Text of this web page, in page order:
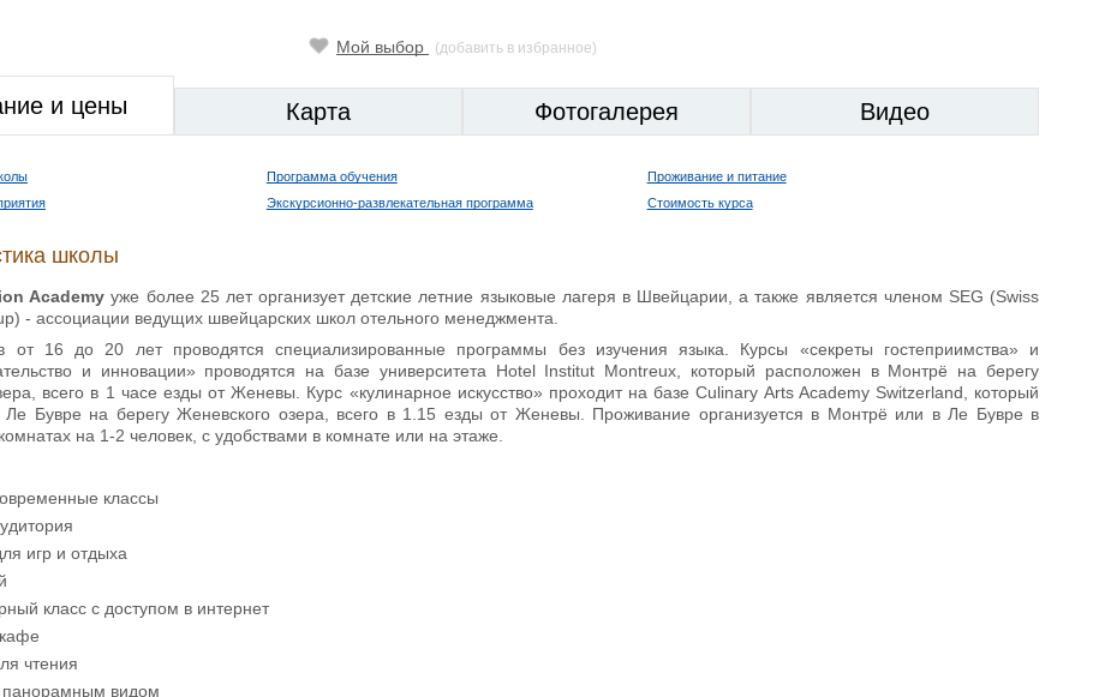
Мой выбор (добавить в избранное)
и цены Карта Фотогалерея Видео
Программа обучения
Проживание и питание
Экскурсионно-развлекательная программа Стоимость курса
школы
Academyуже более 25 лет организует детские летние языковые лагеря в Швейцарии, а также является членом SEG (Swiss
- ассоциации ведущих швейцарских школ отельного менеджмента.
от 16 до 20 лет проводятся специализированные программы без изучения языка. Курсы «секреты гостеприимства» и
и инновации» проводятся на базе университета Hotel Institut Montreux, который расположен в Монтрё на берегу
всего в 1 часе езды от Женевы. Курс «кулинарное искусство» проходит на базе Culinary Arts Academy Switzerland, который
Ле Бувре на берегу Женевского озера, всего в 1.15 езды от Женевы. Проживание организуется в Монтрё или в Ле Бувре в
на 1-2 человек, с удобствами в комнате или на этаже.
классы
игр и отдыха
класс с доступом в интернет
чтения
панорамным видом